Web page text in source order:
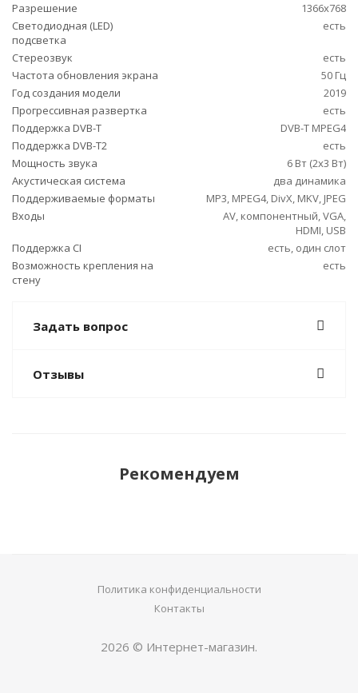
Разрешение
1366x768
Светодиодная (LED)
подсветка
есть
Стереозвук
есть
Частота обновления экрана
50 Гц
Год создания модели
2019
Прогрессивная развертка
есть
Поддержка DVB-T
DVB-T MPEG4
Поддержка DVB-T2
есть
Мощность звука
6 Вт (2х3 Вт)
Акустическая система
два динамика
Поддерживаемые форматы
MP3, MPEG4, DivX, MKV, JPEG
Входы
AV, компонентный, VGA,
HDMI, USB
Поддержка CI
есть, один слот
Возможность крепления на
стену
есть
Задать вопрос
Отзывы
Рекомендуем
Политика конфиденциальности
Контакты
2026 © Интернет-магазин.